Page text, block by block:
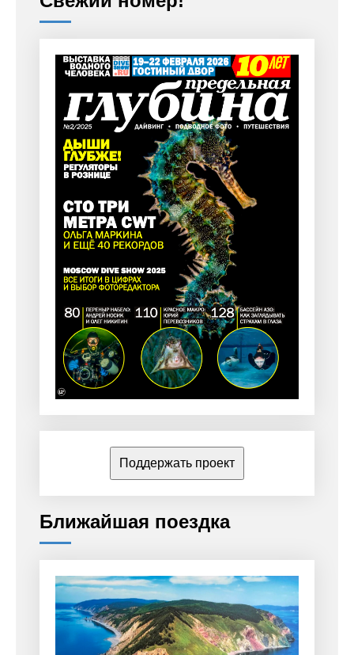
Поддержать проект
Ближайшая поездка